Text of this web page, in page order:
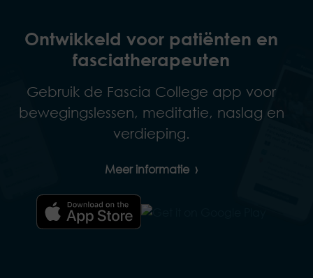
Ontwikkeld voor patiënten en
fasciatherapeuten
Gebruik de Fascia College app voor
bewegingslessen, meditatie, naslag en
verdieping.
Meer informatie ›